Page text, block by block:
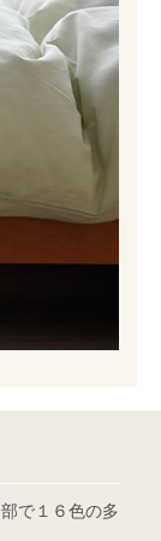
で１６色の多